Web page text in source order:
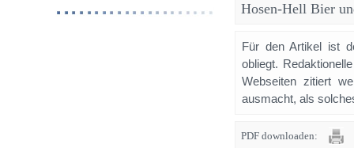
Hosen-Hell Bier
Für den Artikel ist
obliegt.
Webseiten zitiert
ausmacht, als
PDF downloaden: